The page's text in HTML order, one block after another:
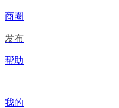
商圈
发布
帮助
我的